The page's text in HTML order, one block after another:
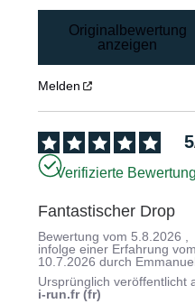
Originalbewertung
anzeigen
Melden
5
Verifizierte
Fantastischer Drop
Bewertung vom 5.8.2026 ,
infolge einer Erfahrung
10.7.2026 durch
Ursprünglich veröffentlicht
i-run.fr (fr)